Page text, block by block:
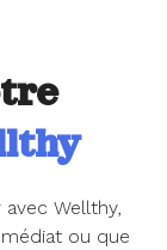
Wellthy,
ou que